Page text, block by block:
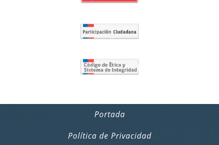
Portada
Política de Privacidad